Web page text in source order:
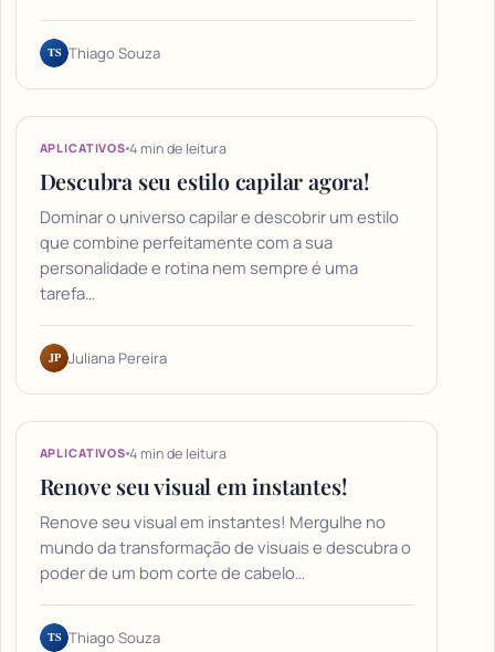
TS Thiago Souza
APLICATIVOS 4 min de leitura
Descubra seu estilo capilar agora!
Dominar o universo capilar e descobrir um estilo
que combine perfeitamente com a sua
personalidade e rotina nem sempre é uma
tarefa…
JP Juliana Pereira
APLICATIVOS 4 min de leitura
Renove seu visual em instantes!
Renove seu visual em instantes! Mergulhe no
mundo da transformação de visuais e descubra o
poder de um bom corte de cabelo…
TS Thiago Souza